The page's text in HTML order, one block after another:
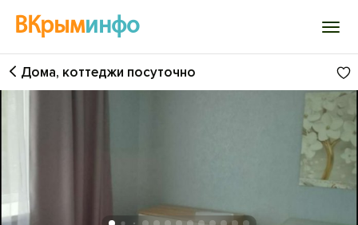
ВКрыминфо
Войти
Добавить свой объект
Дома, коттеджи посуточно